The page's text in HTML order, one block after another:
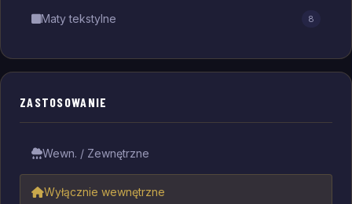
Maty tekstylne 8
ZASTOSOWANIE
Wewn. / Zewnętrzne
Wyłącznie wewnętrzne